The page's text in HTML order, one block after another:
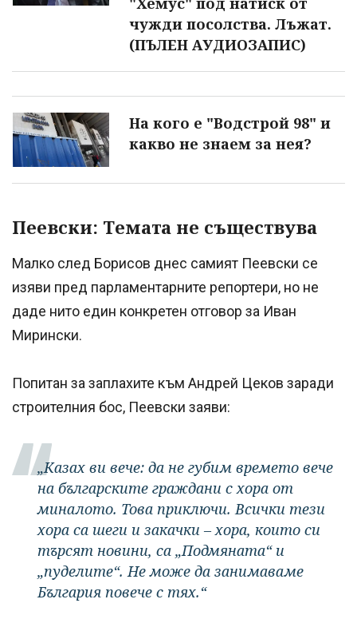
чужди посолства. Лъжат.
(ПЪЛЕН АУДИОЗАПИС)
На кого е "Водстрой 98" и
какво не знаем за нея?
Пеевски: Темата не съществува
Малко след Борисов днес самият Пеевски се
изяви пред парламентарните репортери, но не
даде нито един конкретен отговор за Иван
Мирински.
Попитан за заплахите към Андрей Цеков заради
строителния бос, Пеевски заяви:
„Казах ви вече: да не губим времето вече
на българските граждани с хора от
миналото. Това приключи. Всички тези
хора са шеги и закачки – хора, които си
търсят новини, са „Подмяната“ и
„пуделите“. Не може да занимаваме
България повече с тях.“